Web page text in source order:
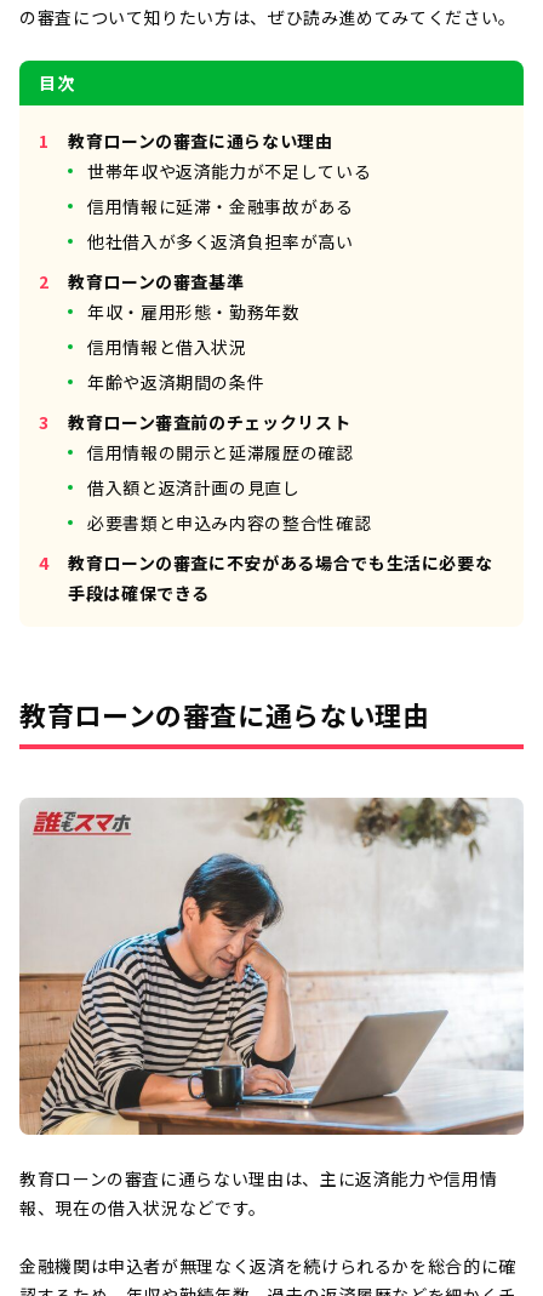
の審査について知りたい方は、ぜひ読み進めてみてください。
目次
教育ローンの審査に通らない理由
世帯年収や返済能力が不足している
信用情報に延滞・金融事故がある
他社借入が多く返済負担率が高い
教育ローンの審査基準
年収・雇用形態・勤務年数
信用情報と借入状況
年齢や返済期間の条件
教育ローン審査前のチェックリスト
信用情報の開示と延滞履歴の確認
借入額と返済計画の見直し
必要書類と申込み内容の整合性確認
教育ローンの審査に不安がある場合でも生活に必要な
手段は確保できる
教育ローンの審査に通らない理由
教育ローンの審査に通らない理由は、主に返済能力や信用情
報、現在の借入状況などです。
金融機関は申込者が無理なく返済を続けられるかを総合的に確